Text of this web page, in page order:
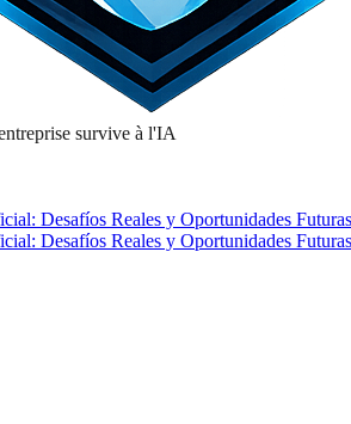
survive à l'IA
Desafíos Reales y Oportunidades Futuras
Desafíos Reales y Oportunidades Futuras